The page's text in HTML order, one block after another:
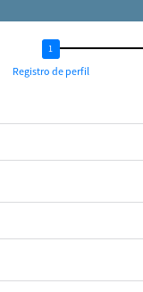
Registro de perfil